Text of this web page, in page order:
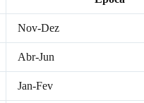
Nov-Dez
Abr-Jun
Jan-Fev